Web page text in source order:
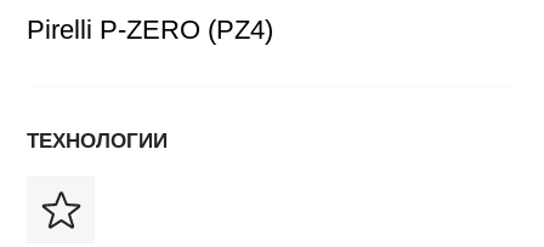
Pirelli P-ZERO (PZ4)
ТЕХНОЛОГИИ